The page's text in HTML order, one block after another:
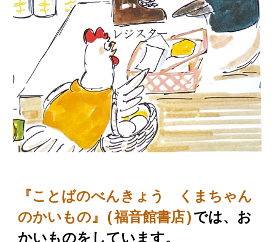
『ことばのべんきょう く まちゃん
のかいもの』(福音館書店)では、お